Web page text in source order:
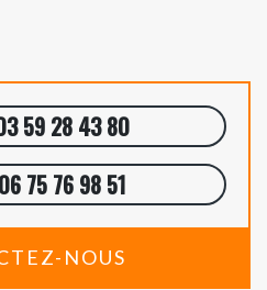
59 28 43 80
06 75 76 98 51
NOUS